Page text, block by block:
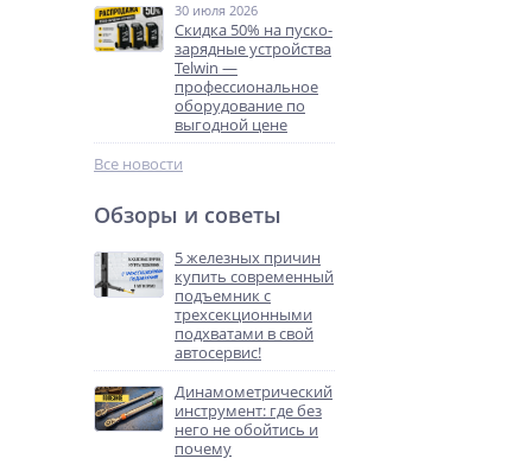
30 июля 2026
Скидка 50% на пуско-
зарядные устройства
Telwin —
профессиональное
оборудование по
выгодной цене
Все новости
Обзоры и советы
5 железных причин
купить современный
подъемник с
трехсекционными
подхватами в свой
автосервис!
Динамометрический
инструмент: где без
него не обойтись и
почему